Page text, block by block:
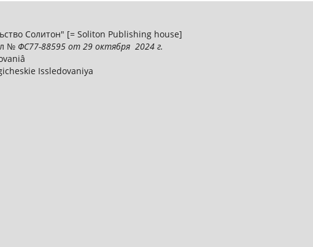
Солитон" [= Soliton Publishing house]
№ ФС77-88595 от 29 октября 2024 г.
Issledovaniya